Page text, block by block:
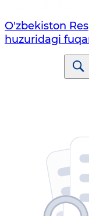
O'zbekiston
huzuridagi